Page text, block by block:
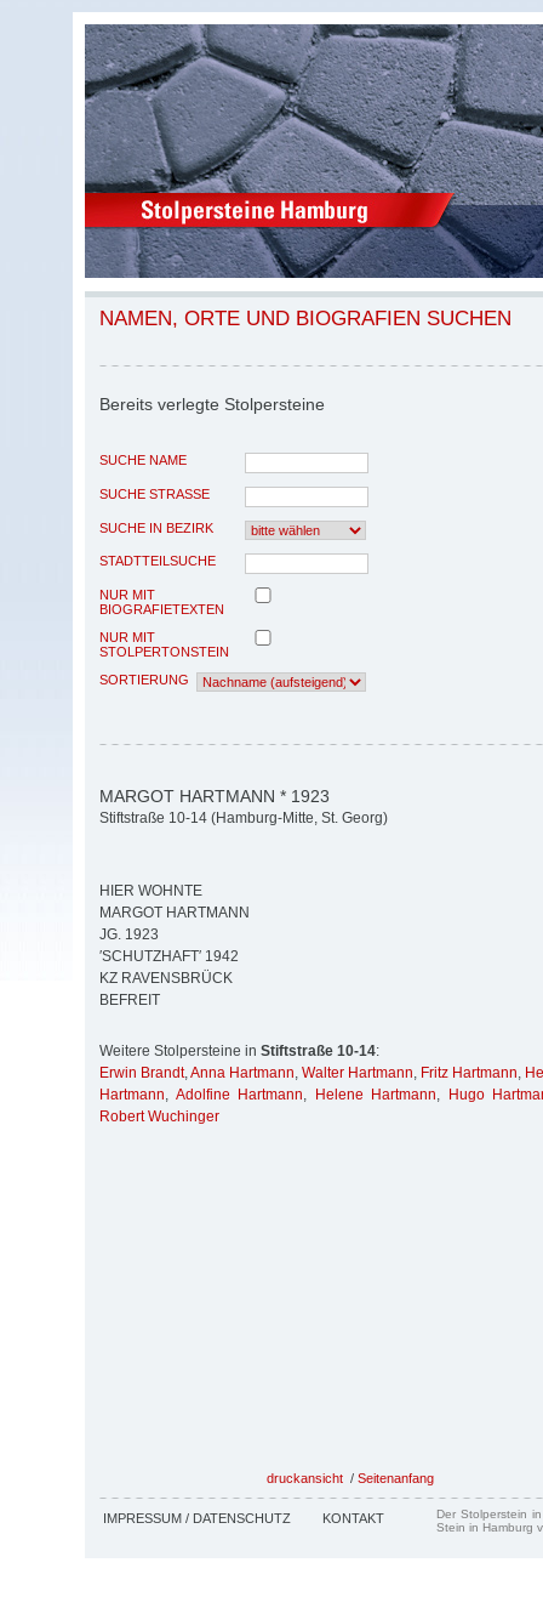
NAMEN, ORTE UND BIOGRAFIEN SUCHEN
Bereits verlegte Stolpersteine
SUCHE NAME
SUCHE STRASSE
SUCHE IN BEZIRK
STADTTEILSUCHE
NUR MIT
BIOGRAFIETEXTEN
NUR MIT
STOLPERTONSTEIN
SORTIERUNG
MARGOT HARTMANN * 1923
Stiftstraße 10-14 (Hamburg-Mitte, St. Georg)
HIER WOHNTE
MARGOT HARTMANN
JG. 1923
′SCHUTZHAFT′ 1942
KZ RAVENSBRÜCK
BEFREIT
Weitere Stolpersteine in Stiftstraße 10-14:
Erwin Brandt,Anna Hartmann, Walter Hartmann, Fritz Hartmann,
Hartmann, Adolfine Hartmann, Helene Hartmann,
Hugo
Robert Wuchinger
druckansicht / Seitenanfang
IMPRESSUM / DATENSCHUTZ KONTAKT
Der Stolperstein
Stein in Hamburg